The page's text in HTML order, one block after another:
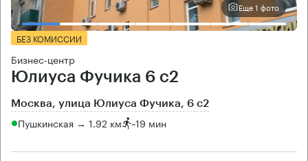
Еще 1 фото
БЕЗ КОМИССИИ
Бизнес-центр
Юлиуса Фучика 6 с2
Москва, улица Юлиуса Фучика, 6 с2
Пушкинская → 1.92 км ~19 мин